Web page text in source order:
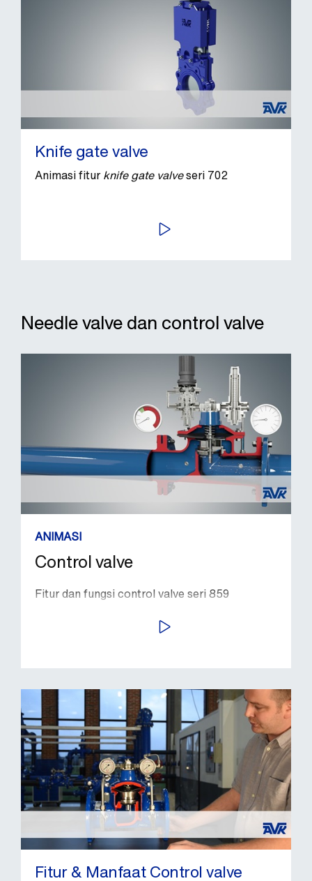
Knife gate valve
Animasi fiturknife gate valveseri 702
PUTAR VIDEO
Needle valve dan control valve
ANIMASI
Control valve
Fitur dan fungsi control valve seri 859
PUTAR VIDEO
Fitur & Manfaat Control valve